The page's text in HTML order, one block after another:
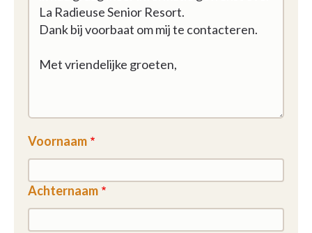
slechts enkele minuten van het centrum van
Edingen. U kunt uw zelfstandigheid behouden door
u geniet van de exclusieve diensten en
Voornaam
Achternaam